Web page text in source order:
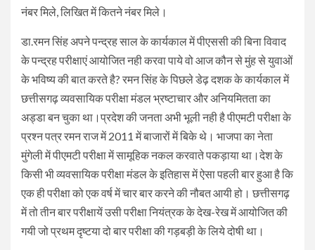
नंबर मिले, लिखित में कितने नंबर मिले।
डा.रमन सिंह अपने पन्द्रह साल के कार्यकाल में पीएससी की बिना विवाद
के पन्द्रह परीक्षाएं आयोजित नही करवा पाये वो आज कौन से मुंह से युवाओं
के भविष्य की बात करते है? रमन सिंह के पिछले डेढ़ दशक के कार्यकाल में
छत्तीसगढ़ व्यवसायिक परीक्षा मंडल भ्रष्टाचार और अनियमितता का
अड्डा बन चुका था।प्रदेश की जनता अभी भूली नही है पीएमटी परीक्षा के
प्रश्न पत्र रमन राज में 2011 में बाजारों में बिके थे। भाजपा का नेता
मुंगेली में पीएमटी परीक्षा में सामूहिक नकल करवाते पकड़ाया था।देश के
किसी भी व्यवसायिक परीक्षा मंडल के इतिहास में ऐसा पहली बार हुआ है कि
एक ही परीक्षा को एक वर्ष में चार बार करने की नौबत आयी हो। छत्तीसगढ़
में तो तीन बार परीक्षायें उसी परीक्षा नियंत्रक के देख-रेख में आयोजित की
गयी जो प्रथम दृष्टया दो बार परीक्षा की गड़बड़ी के लिये दोषी था।